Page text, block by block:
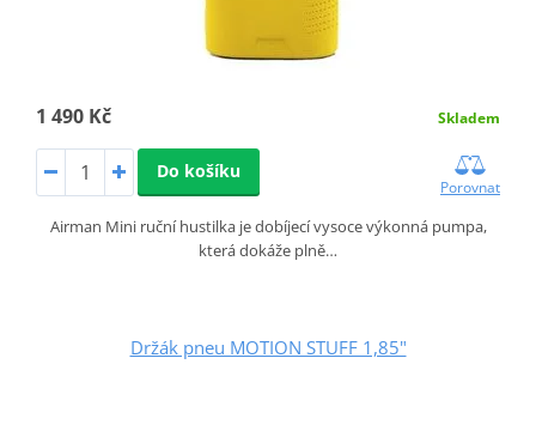
1 490 Kč Skladem
Do košíku
Porovnat
Airman Mini ruční hustilka je dobíjecí vysoce výkonná pumpa,
která dokáže plně…
Držák pneu MOTION STUFF 1,85"